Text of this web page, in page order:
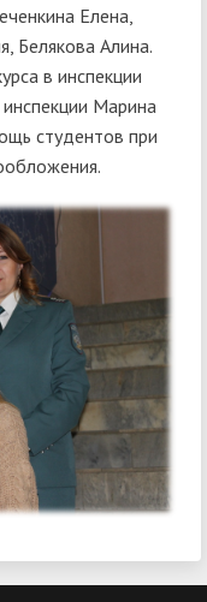
Елена,
Белякова Алина.
в инспекции
Марина
студентов при